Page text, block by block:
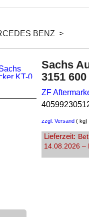
BENZ >
Sachs
3151
ZF
zzgl. Versand kg
Lieferzeit:
14.08.2026 –